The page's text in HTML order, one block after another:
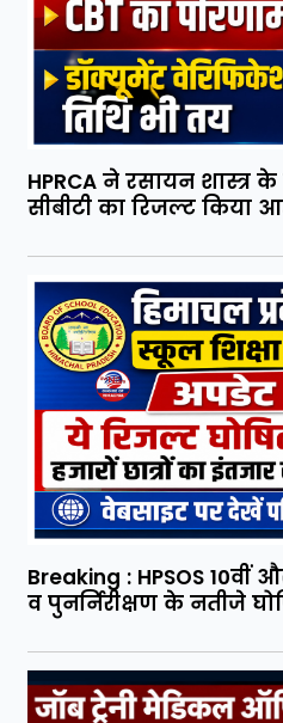
HPRCA ने रसायन शास्त्र
सीबीटी का रिजल्ट किया
Breaking : HPSOS 10वीं
व पुनर्निरीक्षण के नतीजे